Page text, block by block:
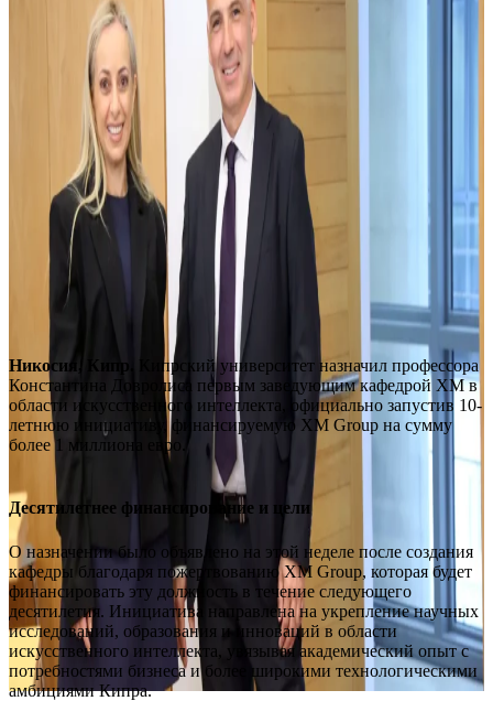
Никосия, Кипр.
Кипрский университет назначил профессора
Константина Довролиса первым заведующим кафедрой XM в
области искусственного интеллекта, официально запустив 10-
летнюю инициативу, финансируемую XM Group на сумму
более 1 миллиона евро.
Десятилетнее финансирование и цели
О назначении было объявлено на этой неделе после создания
кафедры благодаря пожертвованию XM Group, которая будет
финансировать эту должность в течение следующего
десятилетия. Инициатива направлена на укрепление научных
исследований, образования и инноваций в области
искусственного интеллекта, увязывая академический опыт с
потребностями бизнеса и более широкими технологическими
амбициями Кипра.